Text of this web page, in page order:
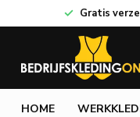
Gratis
HOME